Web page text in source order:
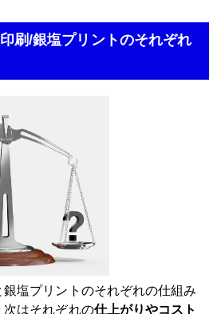
刷/銀塩プリントのそれぞれ
塩プリントのそれぞれの仕組み
次はそれぞれの仕上がりやコスト